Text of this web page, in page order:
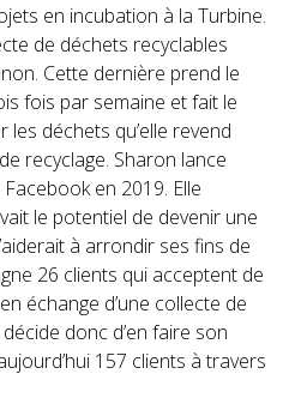
en incubation à la Turbine.
de déchets recyclables
Cette dernière prend le
fois par semaine et fait le
les déchets qu’elle revend
recyclage. Sharon lance
en 2019. Elle
le potentiel de devenir une
à arrondir ses fins de
26 clients qui acceptent de
échange d’une collecte de
donc d’en faire son
157 clients à travers